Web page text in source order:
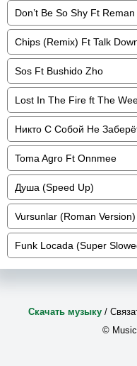
Don’t Be So Shy Ft
Chips (Remix) Ft Talk
Sos Ft Bushido Zho
Lost In The Fire ft The
Никто С Собой Не
Toma Agro Ft Onnmee
Душа (Speed Up)
Vursunlar (Roman
Funk Locada (Super
Скачать музыку/
©